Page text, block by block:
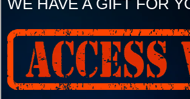
WE HAVE A GIFT FOR